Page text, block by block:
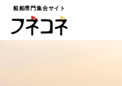
船舶専門集合サイト